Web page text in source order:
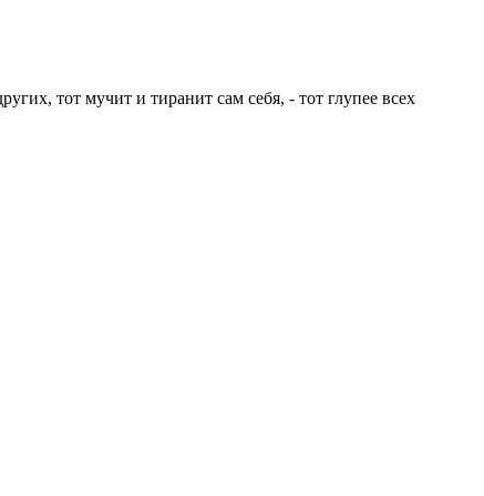
тот мучит и тиранит сам себя, - тот глупее всех